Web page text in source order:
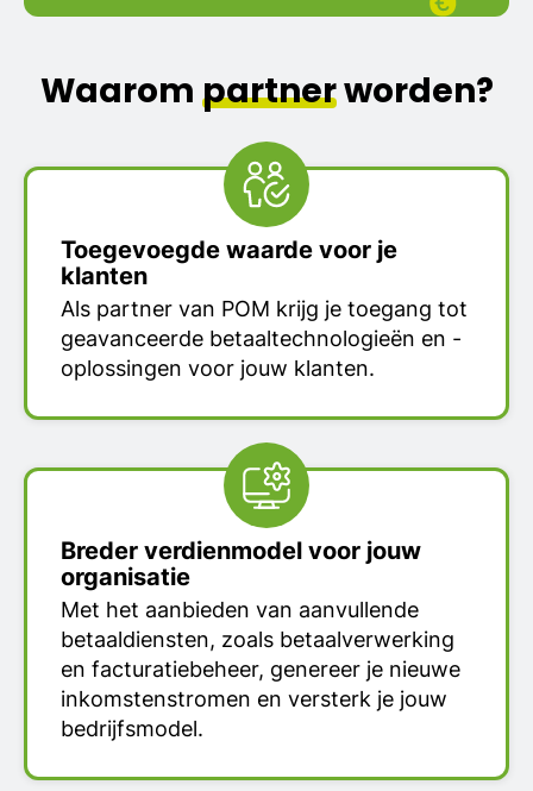
Waarom partnerworden?
Toegevoegde waarde voor je
klanten
Als partner van POM krijg je toegang tot
geavanceerde betaaltechnologieën en -
oplossingen voor jouw klanten.
Breder verdienmodel voor jouw
organisatie
Met het aanbieden van aanvullende
betaaldiensten, zoals betaalverwerking
en facturatiebeheer, genereer je nieuwe
inkomstenstromen en versterk je jouw
bedrijfsmodel.